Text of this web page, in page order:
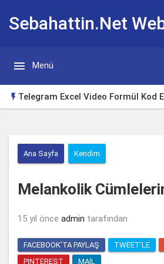
Sebahattin.Net
Günlügü
 Menü
 Telegram Excel Video Formül Kod
Borsa Takip Makinesi
Excel Klavye Kısayolları
Excelde tutup aşağı çekerek
çözümü
Yeni Başlayanlar için Yabancı Dizi
Ana Sayfa Kendim
Melankolik
15 yıl önce admin tarafından
FACEBOOK'TA PAYLAŞ TWEET'LE
PINTEREST
MAIL